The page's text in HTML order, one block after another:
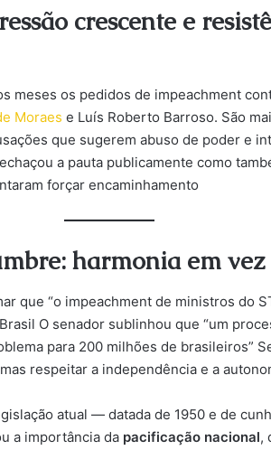
crescente e
meses os pedidos de impeachment
Moraes e Luís Roberto Barroso. São
que sugerem abuso de poder e
a pauta publicamente como
forçar encaminhamento
harmonia em
que “o impeachment de ministros do
O senador sublinhou que “um
para 200 milhões de brasileiros”
respeitar a independência e a
atual — datada de 1950 e de
a importância da pacificação nacional,